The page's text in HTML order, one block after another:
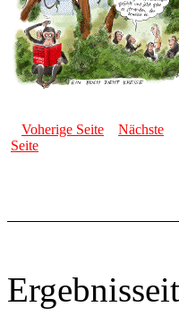
Voherige Seite
Nächste
Seite